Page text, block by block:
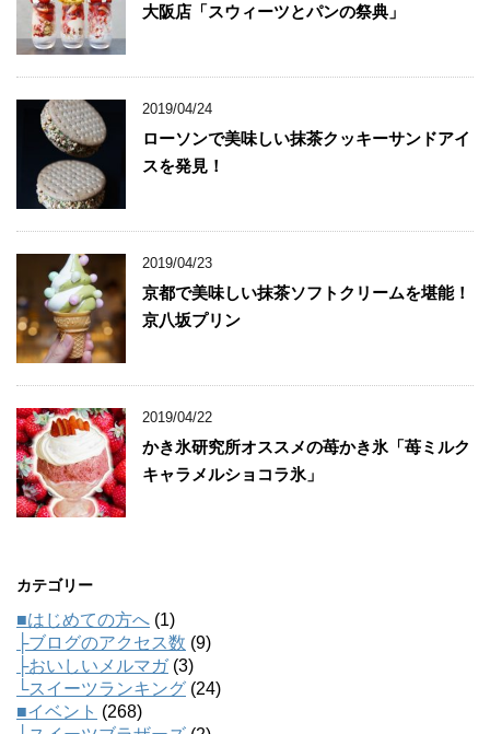
大阪店「スウィーツとパンの祭典」
2019/04/24
ローソンで美味しい抹茶クッキーサンドアイ
スを発見！
2019/04/23
京都で美味しい抹茶ソフトクリームを堪能！
京八坂プリン
2019/04/22
かき氷研究所オススメの苺かき氷「苺ミルク
キャラメルショコラ氷」
カテゴリー
■はじめての方へ (1)
├ブログのアクセス数 (9)
├おいしいメルマガ(3)
└スイーツランキング (24)
■イベント (268)